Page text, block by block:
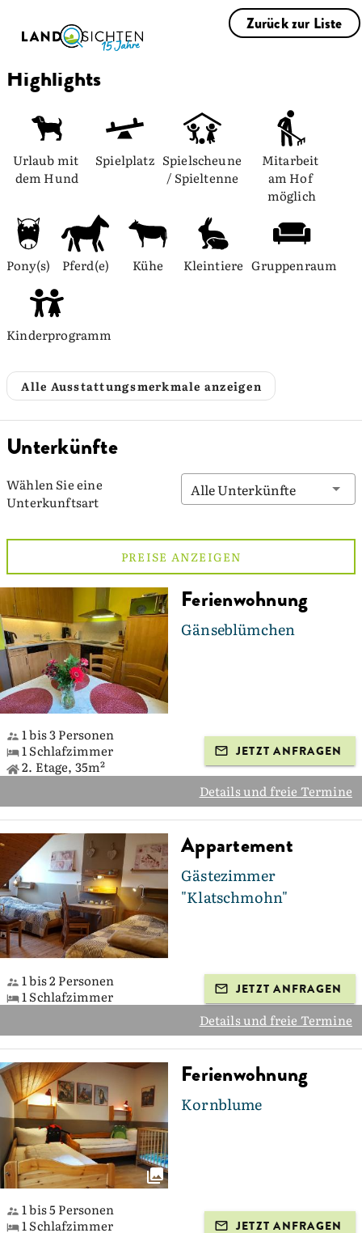
Zurück zur Liste
Highlights
Urlaub mit
dem Hund
Spielplatz Spielscheune
/ Spieltenne
Mitarbeit
am Hof
möglich
Pony(s) Pferd(e) Kühe Kleintiere Gruppenraum
Kinderprogramm
Alle Ausstattungsmerkmale anzeigen
Unterkünfte
Wählen Sie eine
Unterkunftsart
Alle Unterkünfte
PREISE ANZEIGEN
Ferienwohnung
Gänseblümchen
1 bis 3 Personen
1 Schlafzimmer
2. Etage, 35m²
JETZT ANFRAGEN
Details und freie Termine
Appartement
Gästezimmer
"Klatschmohn"
1 bis 2 Personen
1 Schlafzimmer
JETZT ANFRAGEN
Details und freie Termine
Ferienwohnung
Kornblume
1 bis 5 Personen
1 Schlafzimmer
JETZT ANFRAGEN